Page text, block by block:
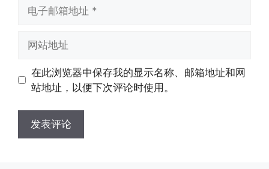
址
址
在此浏览器中保存我的显示名称、邮箱地址和网
站地址，以便下次评论时使用。